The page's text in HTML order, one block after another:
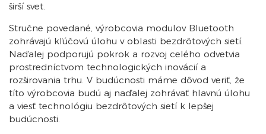
širší svet.
Stručne povedané, výrobcovia modulov Bluetooth
zohrávajú kľúčovú úlohu v oblasti bezdrôtových sietí.
Naďalej podporujú pokrok a rozvoj celého odvetvia
prostredníctvom technologických inovácií a
rozširovania trhu. V budúcnosti máme dôvod veriť, že
títo výrobcovia budú aj naďalej zohrávať hlavnú úlohu
a viesť technológiu bezdrôtových sietí k lepšej
budúcnosti.